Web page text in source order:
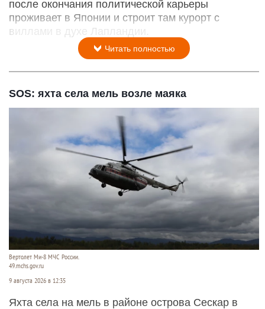
после окончания политической карьеры
проживает в Японии и строит там курорт с
виллами в духе Лапландии.
Читать полностью
SOS: яхта села мель возле маяка
Вертолет Ми-8 МЧС России.
49.mchs.gov.ru
9 августа 2026 в 12:35
Яхта села на мель в районе острова Сескар в